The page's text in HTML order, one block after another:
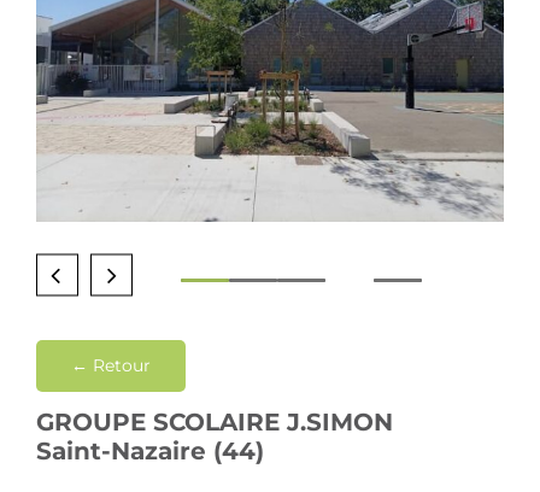
Contact
← Retour
GROUPE SCOLAIRE J.SIMON
Saint-Nazaire (44)